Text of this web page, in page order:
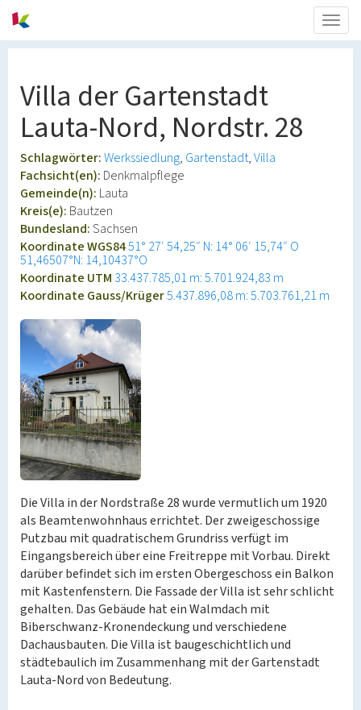
Villa der Gartenstadt
Lauta-Nord, Nordstr. 28
Schlagwörter:Werkssiedlung Gartenstadt Villa
Fachsicht(en): Denkmalpflege
Gemeinde(n): Lauta
Kreis(e): Bautzen
Bundesland:Sachsen
Koordinate WGS8451° 27′ 54,25″ N: 14° 06′ 15,74″ O
51,46507°N: 14,10437°O
Koordinate UTM 33.437.785,01 m: 5.701.924,83 m
Koordinate Gauss/Krüger5.437.896,08 m: 5.703.761,21 m
Die Villa in der Nordstraße 28 wurde vermutlich um 1920
als Beamtenwohnhaus errichtet. Der zweigeschossige
Putzbau mit quadratischem Grundriss verfügt im
Eingangsbereich über eine Freitreppe mit Vorbau. Direkt
darüber befindet sich im ersten Obergeschoss ein Balkon
mit Kastenfenstern. Die Fassade der Villa ist sehr schlicht
gehalten. Das Gebäude hat ein Walmdach mit
Biberschwanz-Kronendeckung und verschiedene
Dachausbauten. Die Villa ist baugeschichtlich und
städtebaulich im Zusammenhang mit der Gartenstadt
Lauta-Nord von Bedeutung.